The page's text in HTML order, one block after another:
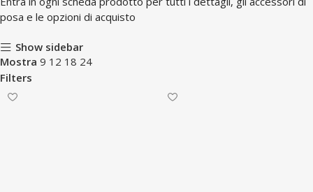
posa e le opzioni di acquisto
Show sidebar
Mostra 9 12 18 24
Filters